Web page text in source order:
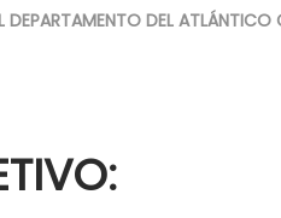
DEPARTAMENTO DEL